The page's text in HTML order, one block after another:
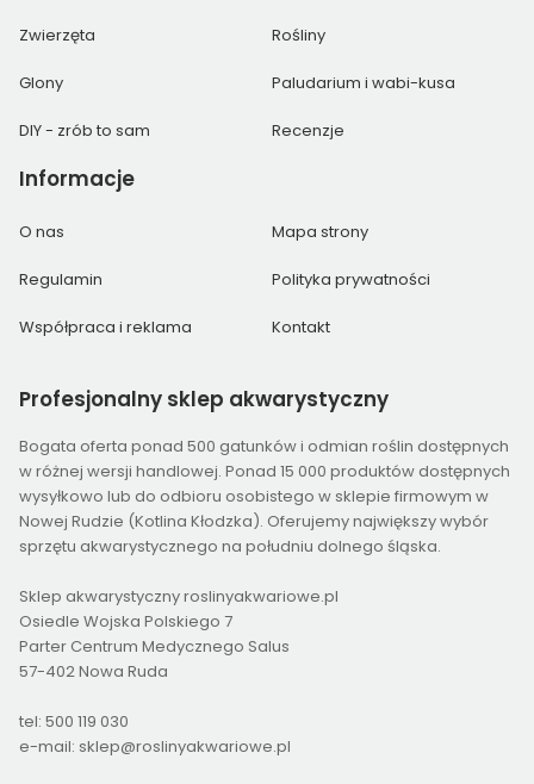
Zwierzęta Rośliny
Glony Paludarium i wabi-kusa
DIY - zrób to sam Recenzje
Informacje
O nas Mapa strony
Regulamin Polityka prywatności
Współpraca i reklama Kontakt
Profesjonalny sklep akwarystyczny
Bogata oferta ponad 500 gatunków i odmian roślin dostępnych
w różnej wersji handlowej. Ponad 15 000 produktów dostępnych
wysyłkowo lub do odbioru osobistego w sklepie firmowym w
Nowej Rudzie (Kotlina Kłodzka). Oferujemy największy wybór
sprzętu akwarystycznego na południu dolnego śląska.
Sklep akwarystyczny roslinyakwariowe.pl
Osiedle Wojska Polskiego 7
Parter Centrum Medycznego Salus
57-402 Nowa Ruda
tel: 500 119 030
e-mail: sklep@roslinyakwariowe.pl